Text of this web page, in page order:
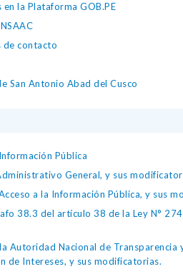
la Plataforma GOB.PE
de contacto
San Antonio Abad del Cusco
Pública
General, y sus
a la Información Pública, y
38.3 del artículo 38 de la Ley N°
Autoridad Nacional de
de Intereses, y sus modificatorias.